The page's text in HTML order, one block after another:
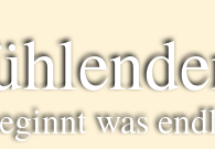
was